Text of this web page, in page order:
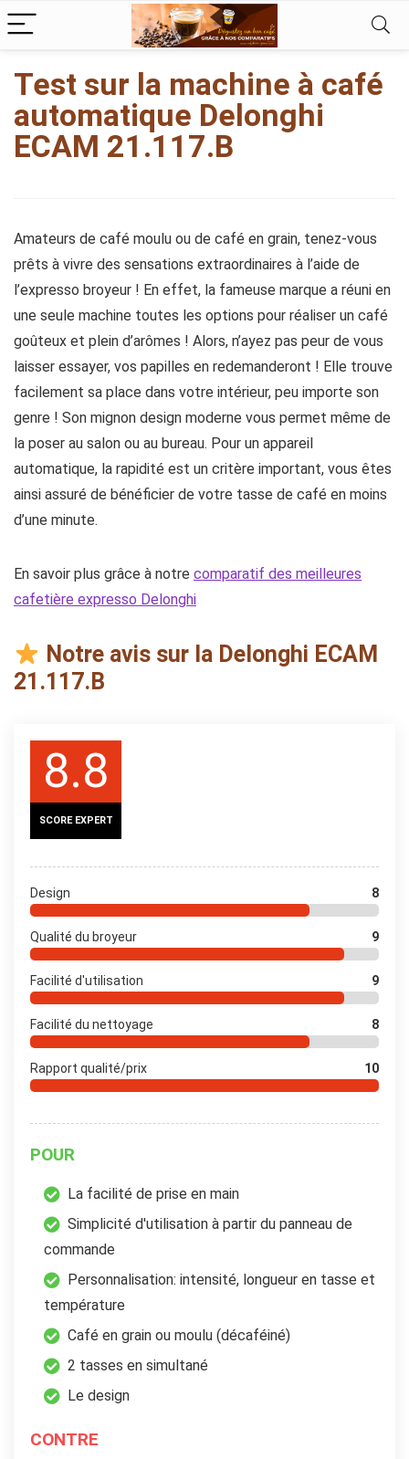
Test sur la machine à café
automatique Delonghi
ECAM 21.117.B
Amateurs de café moulu ou de café en grain, tenez-vous
prêts à vivre des sensations extraordinaires à l’aide de
l’expresso broyeur ! En effet, la fameuse marque a réuni en
une seule machine toutes les options pour réaliser un café
goûteux et plein d’arômes ! Alors, n’ayez pas peur de vous
laisser essayer, vos papilles en redemanderont ! Elle trouve
facilement sa place dans votre intérieur, peu importe son
genre ! Son mignon design moderne vous permet même de
la poser au salon ou au bureau. Pour un appareil
automatique, la rapidité est un critère important, vous êtes
ainsi assuré de bénéficier de votre tasse de café en moins
d’une minute.
En savoir plus grâce à notre comparatif des meilleures
cafetière expresso Delonghi
Notre avis sur la Delonghi ECAM
21.117.B
8.8
SCORE EXPERT
Design 8
Qualité du broyeur 9
Facilité d'utilisation 9
Facilité du nettoyage 8
Rapport qualité/prix 10
POUR
La facilité de prise en main
Simplicité d'utilisation à partir du panneau de
commande
Personnalisation: intensité, longueur en tasse et
température
Café en grain ou moulu (décaféiné)
2 tasses en simultané
Le design
CONTRE